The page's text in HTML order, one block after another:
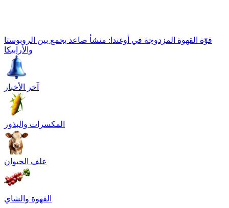
قوّة القهوة المزدوجة في أوغندا: منشأ صاعد يجمع بين الروبوستا
والأرابيكا
آخر الأخبار
المكسرات والبذور
علف الحيوان
القهوة والشاي